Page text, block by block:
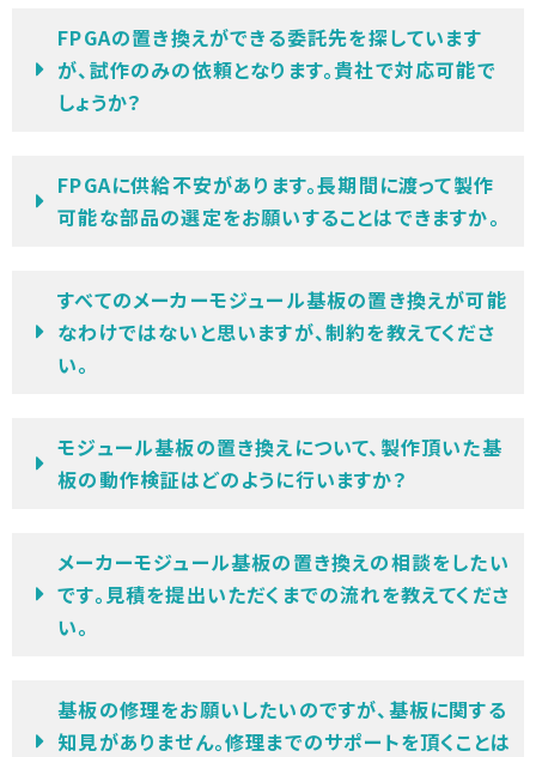
FPGAの置き換えができる委託先を探しています
が、試作のみの依頼となります。貴社で対応可能で
しょうか？
FPGAに供給不安があります。長期間に渡って製作
可能な部品の選定をお願いすることはできますか。
すべてのメーカーモジュール基板の置き換えが可能
なわけではないと思いますが、制約を教えてくださ
い。
モジュール基板の置き換えについて、製作頂いた基
板の動作検証はどのように行いますか？
メーカーモジュール基板の置き換えの相談をしたい
です。見積を提出いただくまでの流れを教えてくださ
い。
基板の修理をお願いしたいのですが、基板に関する
知見がありません。修理までのサポートを頂くことは